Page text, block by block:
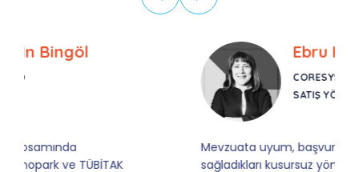
Ebru Kural
SATIŞ YÖNETICISI
Mevzuata uyum, başvuru ve izleme adımlarında
sağladıkları kusursuz yönlendirme sayesinde artık